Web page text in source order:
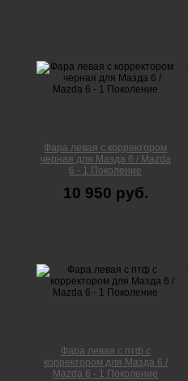
Фара левая с корректором
черная для Мазда 6 / Mazda
6 - 1 Поколение
10 950 руб.
Фара левая с птф с
корректором для Мазда 6 /
Mazda 6 - 1 Поколение